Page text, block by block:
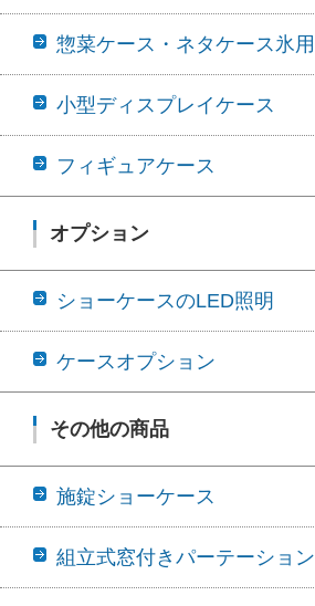
惣菜ケース・ネタケース氷用
小型ディスプレイケース
フィギュアケース
オプション
ショーケースのLED照明
ケースオプション
その他の商品
施錠ショーケース
組立式窓付きパーテーション